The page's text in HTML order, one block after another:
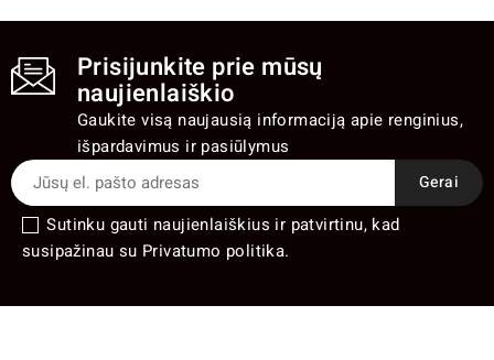
Prisijunkite prie mūsų
naujienlaiškio
Gaukite visą naujausią informaciją apie renginius,
išpardavimus ir pasiūlymus
Sutinku gauti naujienlaiškius ir patvirtinu, kad
susipažinau su Privatumo politika.